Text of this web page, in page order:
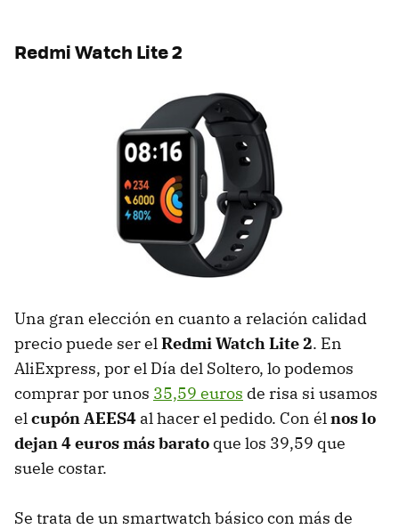
Redmi Watch Lite 2
Una gran elección en cuanto a relación calidad
precio puede ser elRedmi Watch Lite 2. En
AliExpress, por el Día del Soltero, lo podemos
comprar por unos 35,59 euros de risa si usamos
elcupón AEES4 al hacer el pedido. Con élnos lo
dejan 4 euros más barato que los 39,59 que
suele costar.
Se trata de un smartwatch básico con más de